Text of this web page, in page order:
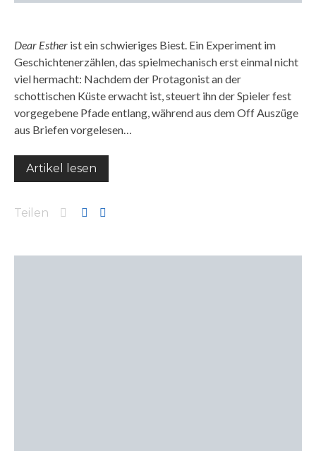
Dear Esther ist ein schwieriges Biest. Ein Experiment im
Geschichtenerzählen, das spielmechanisch erst einmal nicht
viel hermacht: Nachdem der Protagonist an der
schottischen Küste erwacht ist, steuert ihn der Spieler fest
vorgegebene Pfade entlang, während aus dem Off Auszüge
aus Briefen vorgelesen…
Artikel lesen
Teilen